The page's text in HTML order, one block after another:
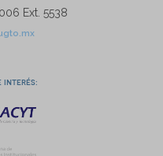
Ext. 5538
interés: